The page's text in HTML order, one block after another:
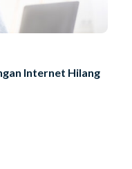
Internet Hilang